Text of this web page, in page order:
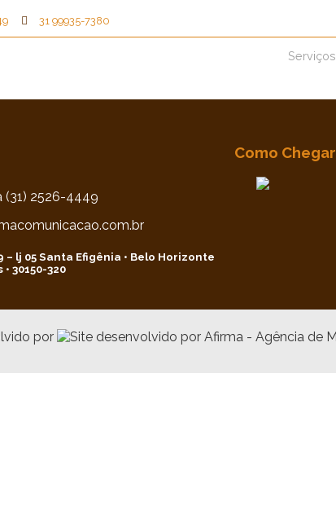
31 99935-7380
Serviços
(31) 2526-4449
– lj 05 Santa Efigênia • Belo Horizonte
30150-320
Como Chegar
por